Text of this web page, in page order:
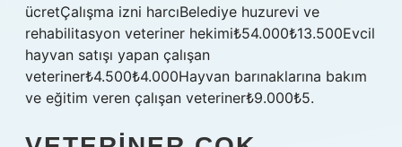
ücretÇalışma izni harcıBelediye huzurevi ve
rehabilitasyon veteriner hekimi₺54.000₺13.500Evcil
hayvan satışı yapan çalışan
veteriner₺4.500₺4.000Hayvan barınaklarına bakım
ve eğitim veren çalışan veteriner₺9.000₺5.